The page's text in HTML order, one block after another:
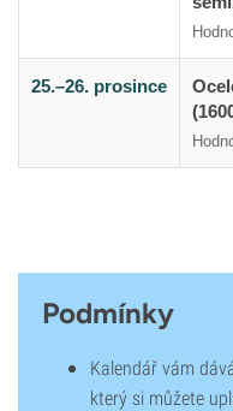
25.–26. prosince
Podmínky
Kalendář vám
který si můžete